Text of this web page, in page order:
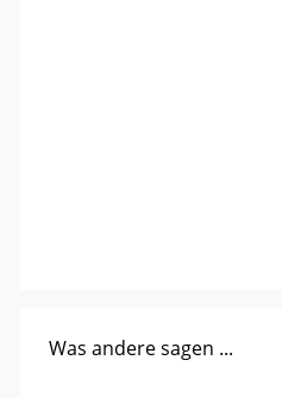
Was andere sagen ...